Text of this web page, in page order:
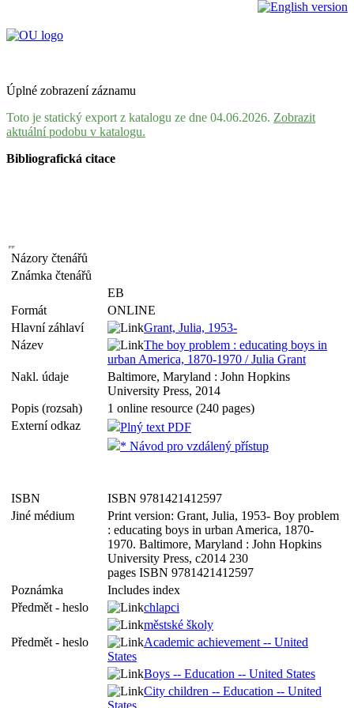
Úplné zobrazení záznamu
Toto je statický export z katalogu ze dne 04.06.2026. Zobrazit
aktuální podobu v katalogu.
Bibliografická citace
Názory čtenářů
Známka čtenářů
EB
Formát
ONLINE
Hlavní záhlaví
Grant, Julia, 1953-
Název
The boy problem : educating boys in
urban America, 1870-1970 / Julia Grant
Nakl. údaje
Baltimore, Maryland : John Hopkins
University Press, 2014
Popis (rozsah)
1 online resource (240 pages)
Externí odkaz
Plný text PDF
* Návod pro vzdálený přístup
ISBN
ISBN 9781421412597
Jiné médium
Print version: Grant, Julia, 1953- Boy problem
: educating boys in urban America, 1870-
1970. Baltimore, Maryland : John Hopkins
University Press, c2014 230
pages ISBN 9781421412597
Poznámka
Includes index
Předmět - heslo
chlapci
městské školy
Předmět - heslo
Academic achievement -- United
States
Boys -- Education -- United States
City children -- Education -- United
States